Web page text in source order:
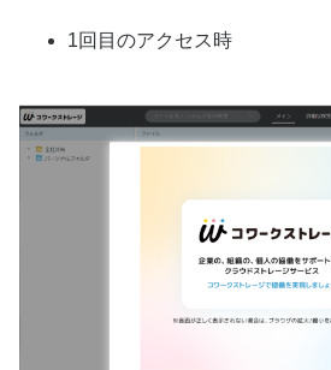
1回目のアクセス時